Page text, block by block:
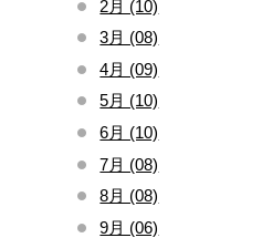
2月 (10)
3月 (08)
4月 (09)
5月 (10)
6月 (10)
7月 (08)
8月 (08)
9月 (06)